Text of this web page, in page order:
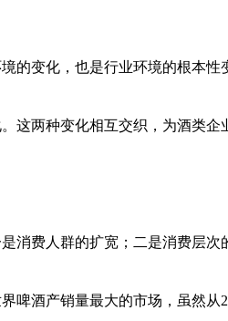
的变化，也是行业环境的根本
这两种变化相互交织，为酒类企
消费人群的扩宽；二是消费层
啤酒产销量最大的市场，虽然